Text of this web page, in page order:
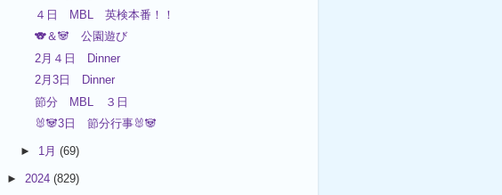
４日 MBL 英検本番！！
🐨＆🐼 公園遊び
2月４日 Dinner
2月3日 Dinner
節分 MBL ３日
🐰🐼3日 節分行事🐰🐼
► 1月(69)
► 2024 (829)